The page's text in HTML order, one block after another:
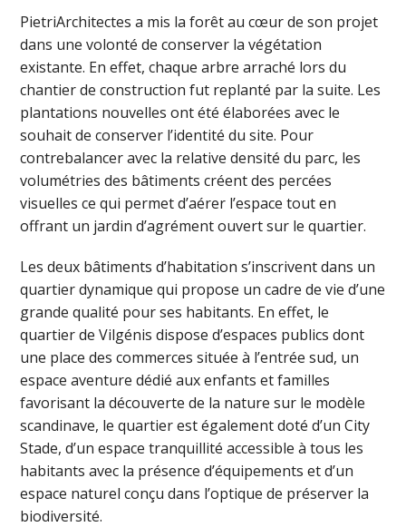
PietriArchitectes a mis la forêt au cœur de son projet
dans une volonté de conserver la végétation
existante. En effet, chaque arbre arraché lors du
chantier de construction fut replanté par la suite. Les
plantations nouvelles ont été élaborées avec le
souhait de conserver l’identité du site. Pour
contrebalancer avec la relative densité du parc, les
volumétries des bâtiments créent des percées
visuelles ce qui permet d’aérer l’espace tout en
offrant un jardin d’agrément ouvert sur le quartier.
Les deux bâtiments d’habitation s’inscrivent dans un
quartier dynamique qui propose un cadre de vie d’une
grande qualité pour ses habitants. En effet, le
quartier de Vilgénis dispose d’espaces publics dont
une place des commerces située à l’entrée sud, un
espace aventure dédié aux enfants et familles
favorisant la découverte de la nature sur le modèle
scandinave, le quartier est également doté d’un City
Stade, d’un espace tranquillité accessible à tous les
habitants avec la présence d’équipements et d’un
espace naturel conçu dans l’optique de préserver la
biodiversité.